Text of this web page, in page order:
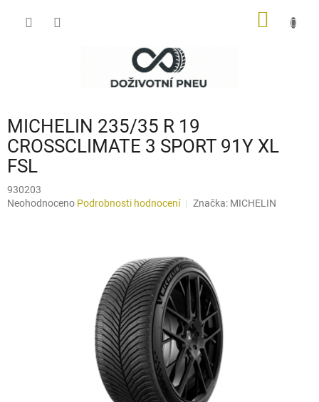
MICHELIN 235/35 R 19
CROSSCLIMATE 3 SPORT 91Y XL
FSL
930203
Průměrné
Neohodnoceno Podrobnosti hodnocení Značka: MICHELIN